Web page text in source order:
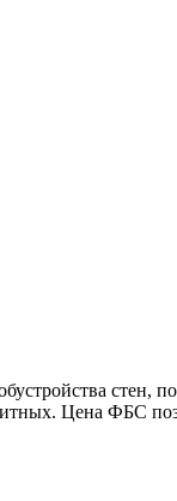
стен,
Цена ФБС